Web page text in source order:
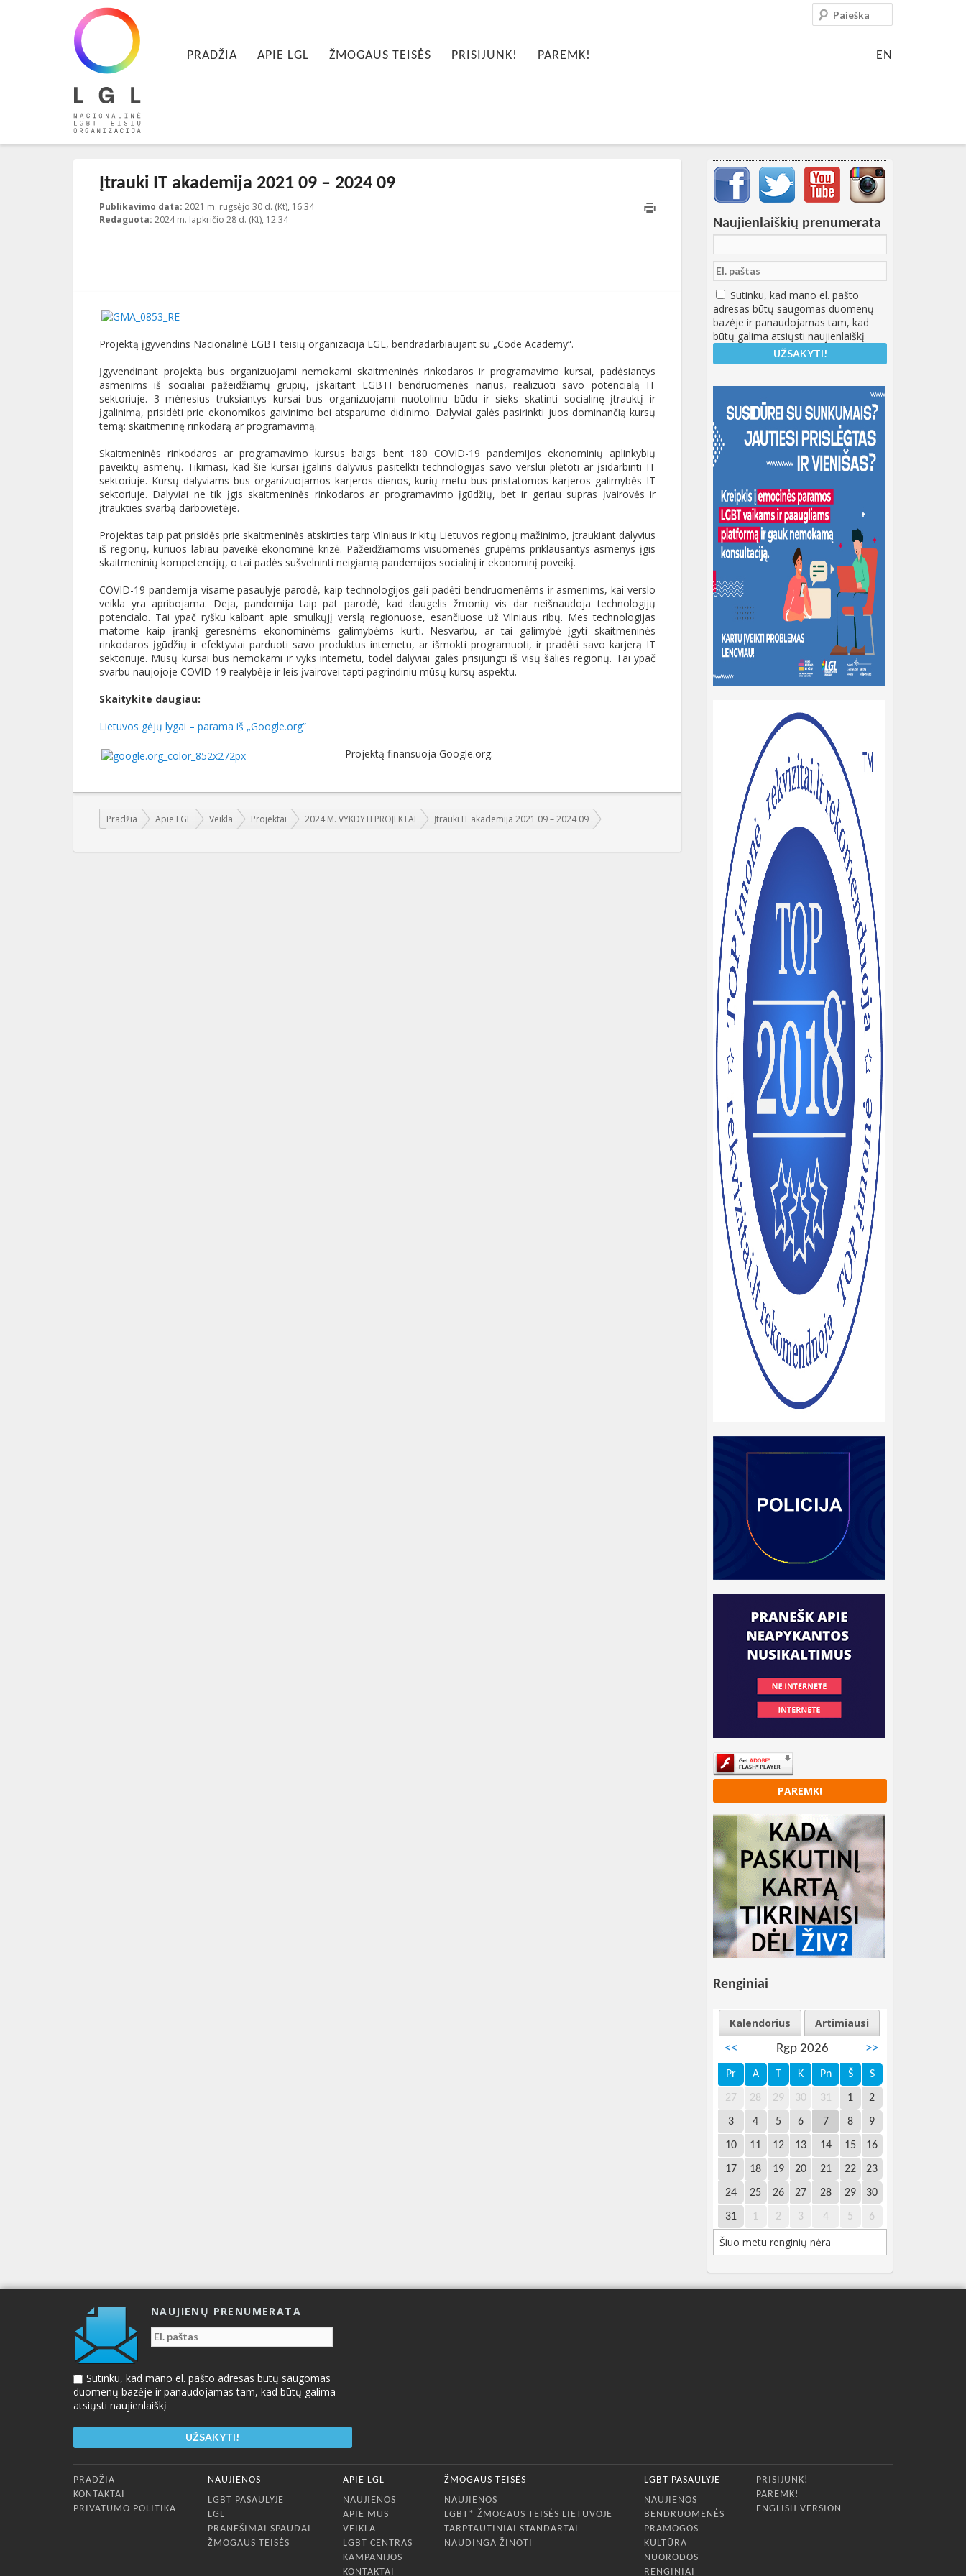
Nacionalinė LGBT teisių organizacija
PRADŽIA APIE LGL ŽMOGAUS TEISĖS PRISIJUNK! PAREMK! EN
Paieška
Įtrauki IT akademija 2021 09 – 2024 09
Publikavimo data: 2021 m. rugsėjo 30 d. (Kt), 16:342024-11-28T12:34:05+00:00
Redaguota: 2024 m. lapkričio 28 d. (Kt), 12:34
Projektą įgyvendins Nacionalinė LGBT teisių organizacija LGL, bendradarbiaujant su „Code Academy“.
Įgyvendinant projektą bus organizuojami nemokami skaitmeninės rinkodaros ir programavimo kursai, padėsiantys
asmenims iš socialiai pažeidžiamų grupių, įskaitant LGBTI bendruomenės narius, realizuoti savo potencialą IT
sektoriuje. 3 mėnesius truksiantys kursai bus organizuojami nuotoliniu būdu ir sieks skatinti socialinę įtrauktį ir
įgalinimą, prisidėti prie ekonomikos gaivinimo bei atsparumo didinimo. Dalyviai galės pasirinkti juos dominančią kursų
temą: skaitmeninę rinkodarą ar programavimą.
Skaitmeninės rinkodaros ar programavimo kursus baigs bent 180 COVID-19 pandemijos ekonominių aplinkybių
paveiktų asmenų. Tikimasi, kad šie kursai įgalins dalyvius pasitelkti technologijas savo verslui plėtoti ar įsidarbinti IT
sektoriuje. Kursų dalyviams bus organizuojamos karjeros dienos, kurių metu bus pristatomos karjeros galimybės IT
sektoriuje. Dalyviai ne tik įgis skaitmeninės rinkodaros ar programavimo įgūdžių, bet ir geriau supras įvairovės ir
įtraukties svarbą darbovietėje.
Projektas taip pat prisidės prie skaitmeninės atskirties tarp Vilniaus ir kitų Lietuvos regionų mažinimo, įtraukiant dalyvius
iš regionų, kuriuos labiau paveikė ekonominė krizė. Pažeidžiamoms visuomenės grupėms priklausantys asmenys įgis
skaitmeninių kompetencijų, o tai padės sušvelninti neigiamą pandemijos socialinį ir ekonominį poveikį.
COVID-19 pandemija visame pasaulyje parodė, kaip technologijos gali padėti bendruomenėms ir asmenims, kai verslo
veikla yra apribojama. Deja, pandemija taip pat parodė, kad daugelis žmonių vis dar neišnaudoja technologijų
potencialo. Tai ypač ryšku kalbant apie smulkųjį verslą regionuose, esančiuose už Vilniaus ribų. Mes technologijas
matome kaip įrankį geresnėms ekonominėms galimybėms kurti. Nesvarbu, ar tai galimybė įgyti skaitmeninės
rinkodaros įgūdžių ir efektyviai parduoti savo produktus internetu, ar išmokti programuoti, ir pradėti savo karjerą IT
sektoriuje. Mūsų kursai bus nemokami ir vyks internetu, todėl dalyviai galės prisijungti iš visų šalies regionų. Tai ypač
svarbu naujojoje COVID-19 realybėje ir leis įvairovei tapti pagrindiniu mūsų kursų aspektu.
Skaitykite daugiau:
Lietuvos gėjų lygai – parama iš „Google.org”
Projektą finansuoja Google.org.
Jūs esate čia:
Pradžia Apie LGL Veikla Projektai 2024 M. VYKDYTI PROJEKTAI Įtrauki IT akademija 2021 09 – 2024 09
Svarbių įrašų meniu
Naujienlaiškių prenumerata
Sutinku, kad mano el. pašto
adresas būtų saugomas duomenų
bazėje ir panaudojamas tam, kad
būtų galima atsiųsti naujienlaiškį
PAREMK!
Renginiai
Kalendorius
Artimiausi
<<
Rgp 2026 >>
Pr A T K Pn Š S
27 28 29 30 31 1 2
3 4 5 6 7 8 9
10 11 12 13 14 15 16
17 18 19 20 21 22 23
24 25 26 27 28 29 30
31 1 2 3 4 5 6
Šiuo metu renginių nėra
NAUJIENŲ PRENUMERATA
Sutinku, kad mano el. pašto adresas būtų saugomas
duomenų bazėje ir panaudojamas tam, kad būtų galima
atsiųsti naujienlaiškį
Apatinis meniu
PRADŽIA
KONTAKTAI
PRIVATUMO POLITIKA
NAUJIENOS
LGBT PASAULYJE
LGL
PRANEŠIMAI SPAUDAI
ŽMOGAUS TEISĖS
APIE LGL
NAUJIENOS
APIE MUS
VEIKLA
LGBT CENTRAS
KAMPANIJOS
KONTAKTAI
ŽMOGAUS TEISĖS
NAUJIENOS
LGBT* ŽMOGAUS TEISĖS LIETUVOJE
TARPTAUTINIAI STANDARTAI
NAUDINGA ŽINOTI
LGBT PASAULYJE
NAUJIENOS
BENDRUOMENĖS
PRAMOGOS
KULTŪRA
NUORODOS
RENGINIAI
PRISIJUNK!
PAREMK!
ENGLISH VERSION